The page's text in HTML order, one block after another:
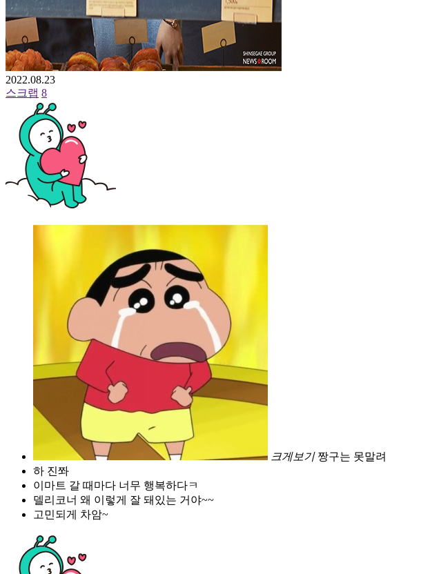
2022.08.23
스크랩 8
크게보기 짱구는 못말려
하 진쫘
이마트 갈 때마다 너무 행복하다ㅋ
델리코너 왜 이렇게 잘 돼있는 거야~~
고민되게 차암~